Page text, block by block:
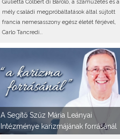
Giulietta Colbert di Barolo, a száműzetés és a
mély családi megpróbáltatások által sújtott
francia nemesasszony egész életét férjével,
Carlo Tancredi..
A Segítő Szűz Mária Leányai
Intézménye karizmájának forrásánál